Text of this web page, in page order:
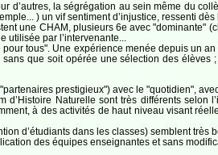
d’autres, la ségrégation au sein même du
) un vif sentiment d’injustice, ressenti dès
une CHAM, plusieurs 6e avec "dominante"
par l’intervenante...
tous". Une expérience menée depuis un
que soit opérée une sélection des
prestigieux") avec le "quotidien",
Naturelle sont très différents selon
à des activités de haut niveau visant
d’étudiants dans les classes) semblent très
des équipes enseignantes et sans